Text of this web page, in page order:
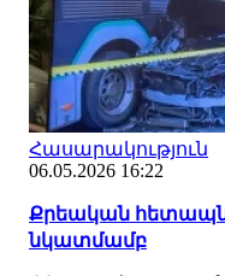
Հասարակություն
06.05.2026 16:22
Քրեական
նկատմամբ